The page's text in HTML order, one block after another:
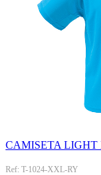
CAMISETA
Ref: T-1024-XXL-RY